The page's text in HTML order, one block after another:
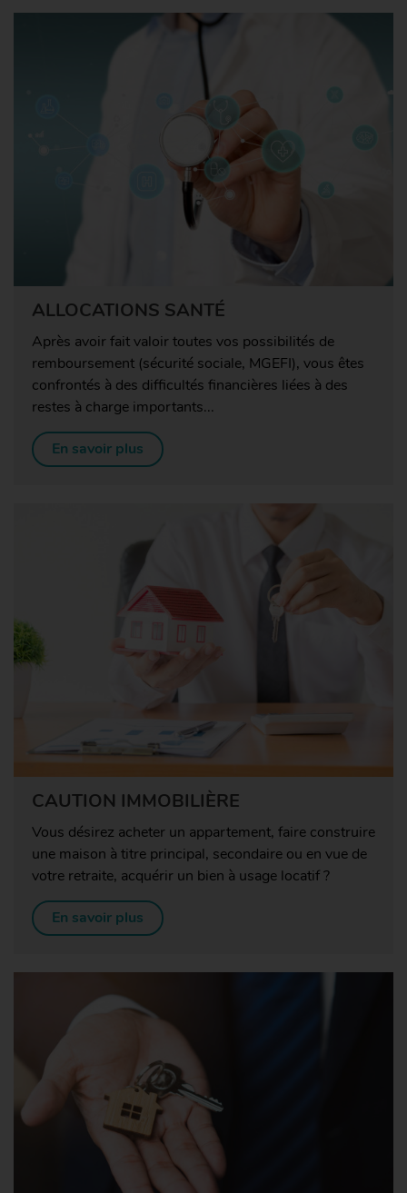
ALLOCATIONS SANTÉ
Après avoir fait valoir toutes vos possibilités de
remboursement (sécurité sociale, MGEFI), vous êtes
confrontés à des difficultés financières liées à des
restes à charge importants...
En savoir plus
CAUTION IMMOBILIÈRE
Vous désirez acheter un appartement, faire construire
une maison à titre principal, secondaire ou en vue de
votre retraite, acquérir un bien à usage locatif ?
En savoir plus